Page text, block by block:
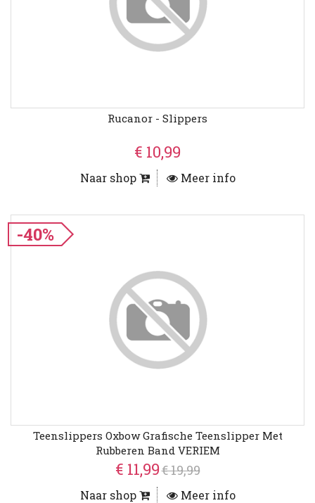
Rucanor - Slippers
€ 10,99
Naar shop Meer info
-40%
Teenslippers Oxbow Grafische Teenslipper Met
Rubberen Band VERIEM
€ 11,99€ 19,99
Naar shop Meer info